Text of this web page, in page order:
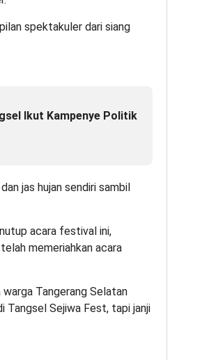
spektakuler dari siang
Ikut Kampenye Politik
jas hujan sendiri sambil
acara festival ini,
memeriahkan acara
Tangerang Selatan
Tangsel Sejiwa Fest, tapi janji